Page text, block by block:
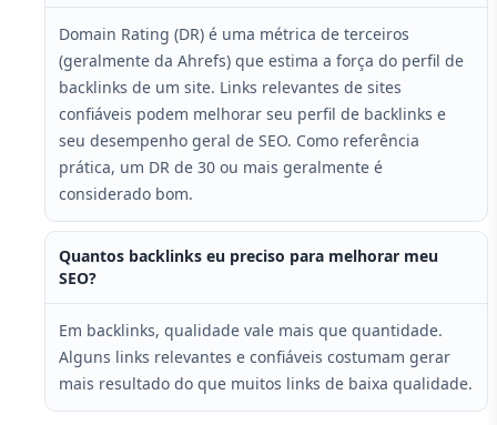
Domain Rating (DR) é uma métrica de terceiros
(geralmente da Ahrefs) que estima a força do perfil de
backlinks de um site. Links relevantes de sites
confiáveis podem melhorar seu perfil de backlinks e
seu desempenho geral de SEO. Como referência
prática, um DR de 30 ou mais geralmente é
considerado bom.
Quantos backlinks eu preciso para melhorar meu
SEO?
Em backlinks, qualidade vale mais que quantidade.
Alguns links relevantes e confiáveis costumam gerar
mais resultado do que muitos links de baixa qualidade.